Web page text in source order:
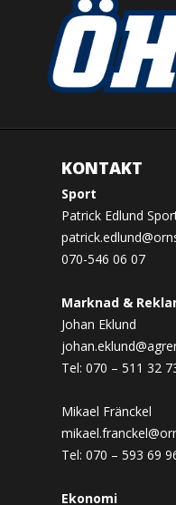
KONTAKT
Sport
Patrick Edlund
070-546 06 07
Marknad &
Johan Eklund
Tel: 070 – 511 32
Mikael Fränckel
Tel: 070 – 593 69
Ekonomi